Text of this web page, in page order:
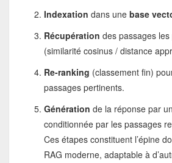
Indexation dans une base
Récupération des passages
(similarité cosinus / distance
Re-ranking (classement fin)
passages pertinents.
Génération de la réponse par un
conditionnée par les passages
Ces étapes constituent l’épine
RAG moderne, adaptable à